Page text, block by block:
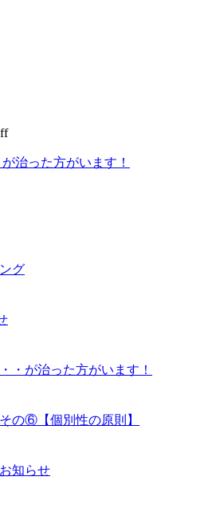
治った方がいます！
グ
・が治った方がいます！
の⑥【個別性の原則】
知らせ